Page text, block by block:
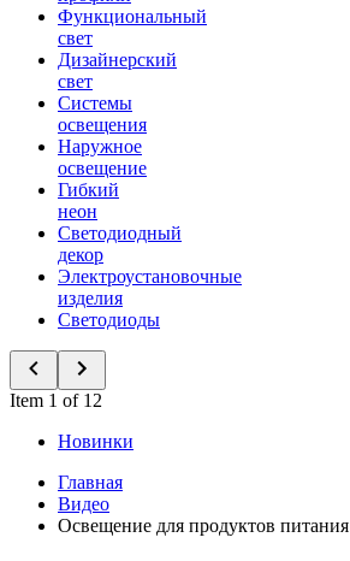
Функциональный
свет
Дизайнерский
свет
Системы
освещения
Наружное
освещение
Гибкий
неон
Светодиодный
декор
Электроустановочные
изделия
Светодиоды
Item 1 of 12
Новинки
Главная
Видео
Освещение для продуктов питания